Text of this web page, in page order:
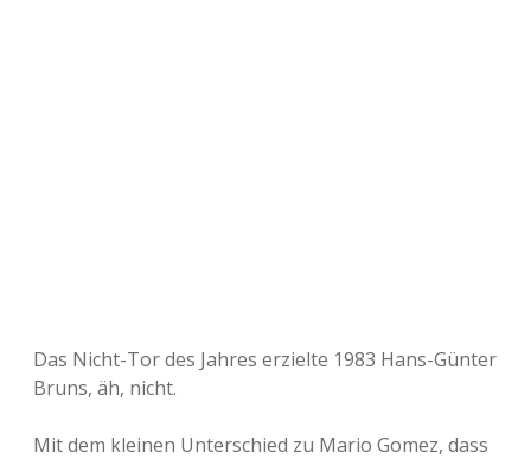
Das Nicht-Tor des Jahres erzielte 1983 Hans-Günter
Bruns, äh, nicht.
Mit dem kleinen Unterschied zu Mario Gomez, dass